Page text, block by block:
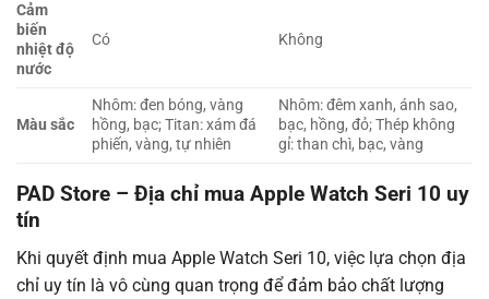
Cảm
biến
nhiệt độ
nước
Có Không
Màu sắc
Nhôm: đen bóng, vàng
hồng, bạc; Titan: xám đá
phiến, vàng, tự nhiên
Nhôm: đêm xanh, ánh sao,
bạc, hồng, đỏ; Thép không
gỉ: than chì, bạc, vàng
PAD Store – Địa chỉ mua Apple Watch Seri 10 uy
tín
Khi quyết định mua Apple Watch Seri 10, việc lựa chọn địa
chỉ uy tín là vô cùng quan trọng để đảm bảo chất lượng